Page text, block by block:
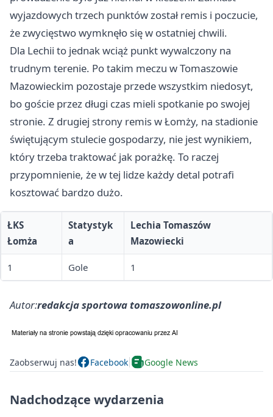
wyjazdowych trzech punktów został remis i poczucie,
że zwycięstwo wymknęło się w ostatniej chwili.
Dla Lechii to jednak wciąż punkt wywalczony na
trudnym terenie. Po takim meczu w Tomaszowie
Mazowieckim pozostaje przede wszystkim niedosyt,
bo goście przez długi czas mieli spotkanie po swojej
stronie. Z drugiej strony remis w Łomży, na stadionie
świętującym stulecie gospodarzy, nie jest wynikiem,
który trzeba traktować jak porażkę. To raczej
przypomnienie, że w tej lidze każdy detal potrafi
kosztować bardzo dużo.
ŁKS
Łomża
Statystyk
a
Lechia Tomaszów
Mazowiecki
1 Gole 1
Autor:redakcja sportowa tomaszowonline.pl
Zaobserwuj nas! Facebook Google News
Nadchodzące wydarzenia